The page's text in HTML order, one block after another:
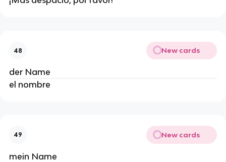
48 New cards
der Name
el nombre
49 New cards
mein Name